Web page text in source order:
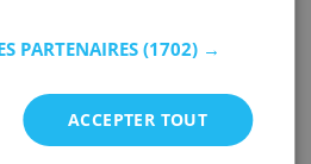
PARTENAIRES (1702) →
ACCEPTER TOUT